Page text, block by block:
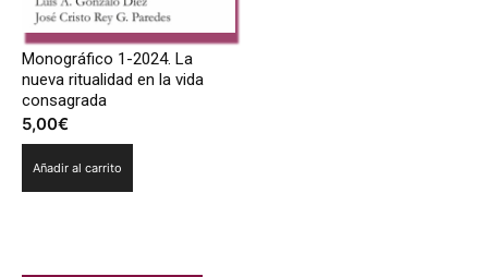
Monográfico 1-2024. La
nueva ritualidad en la vida
consagrada
5,00€
Añadir al carrito